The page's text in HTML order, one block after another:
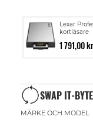
Lexar
kortläsare
1 791,00 kr
SWAP IT-
MÄRKE OCH MODEL